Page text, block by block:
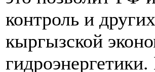
контроль и
кыргызской